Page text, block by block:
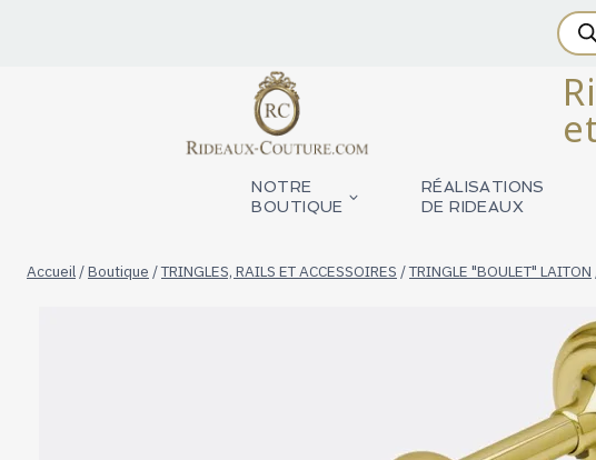
de
NOTRE
BOUTIQUE
RÉALISATIONS
DE RIDEAUX
Accueil /Boutique /TRINGLES, RAILS ET ACCESSOIRES /TRINGLE "BOULET" LAITON